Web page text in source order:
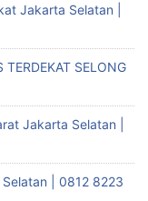
Jakarta Selatan |
TERDEKAT SELONG
Jakarta Selatan |
| 0812 8223